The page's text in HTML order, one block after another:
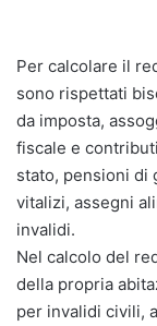
Per calcolare il
sono rispettati
da imposta,
fiscale e
stato, pensioni di
vitalizi, assegni
invalidi.
Nel calcolo del
della propria
per invalidi civili,